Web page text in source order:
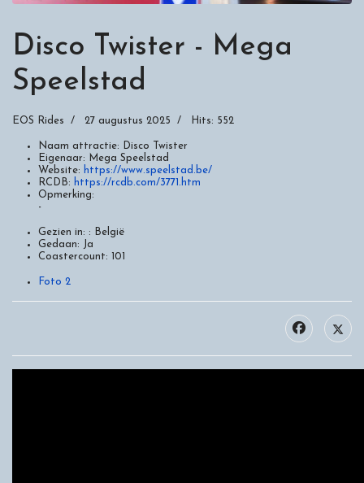
Disco Twister - Mega
Speelstad
EOS Rides 27 augustus 2025 Hits: 552
Naam attractie:
Disco Twister
Eigenaar:
Mega Speelstad
Website: https://www.speelstad.be/
RCDB: https://rcdb.com/3771.htm
Opmerking:
-
Gezien in: :
België
Gedaan: Ja
Coastercount:
101
Foto 2